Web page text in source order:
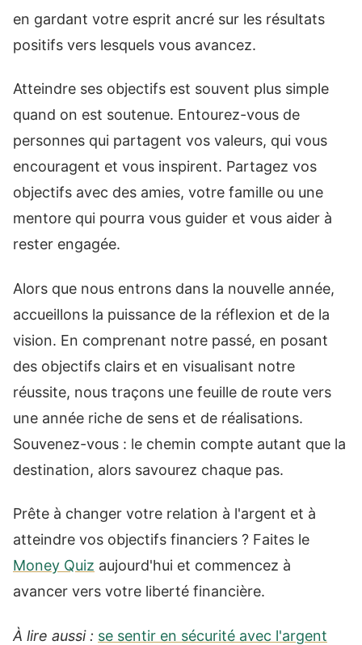
en gardant votre esprit ancré sur les résultats
positifs vers lesquels vous avancez.
Atteindre ses objectifs est souvent plus simple
quand on est soutenue. Entourez-vous de
personnes qui partagent vos valeurs, qui vous
encouragent et vous inspirent. Partagez vos
objectifs avec des amies, votre famille ou une
mentore qui pourra vous guider et vous aider à
rester engagée.
Alors que nous entrons dans la nouvelle année,
accueillons la puissance de la réflexion et de la
vision. En comprenant notre passé, en posant
des objectifs clairs et en visualisant notre
réussite, nous traçons une feuille de route vers
une année riche de sens et de réalisations.
Souvenez-vous : le chemin compte autant que la
destination, alors savourez chaque pas.
Prête à changer votre relation à l'argent et à
atteindre vos objectifs financiers ? Faites le
Money Quiz aujourd'hui et commencez à
avancer vers votre liberté financière.
À lire aussi : se sentir en sécurité avec l'argent